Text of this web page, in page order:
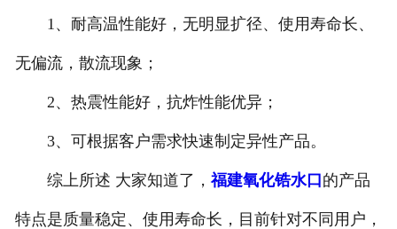
1、耐高温性能好，无明显扩径、使用寿命长、
无偏流，散流现象；
2、热震性能好，抗炸性能优异；
3、可根据客户需求快速制定异性产品。
综上所述 大家知道了， 福建氧化锆水口 的产品
特点是质量稳定、使用寿命长，目前针对不同用户，